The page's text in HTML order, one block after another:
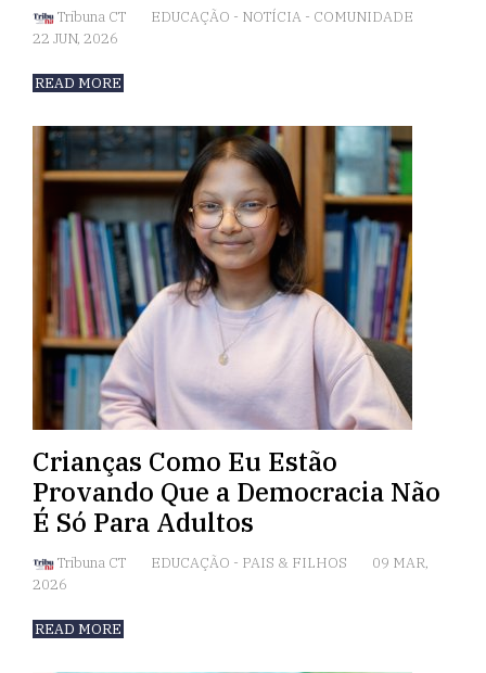
Tribuna CT EDUCAÇÃO - NOTÍCIA - COMUNIDADE
22 JUN, 2026
READ MORE
Crianças Como Eu Estão
Provando Que a Democracia Não
É Só Para Adultos
Tribuna CT EDUCAÇÃO - PAIS & FILHOS
09 MAR,
2026
READ MORE